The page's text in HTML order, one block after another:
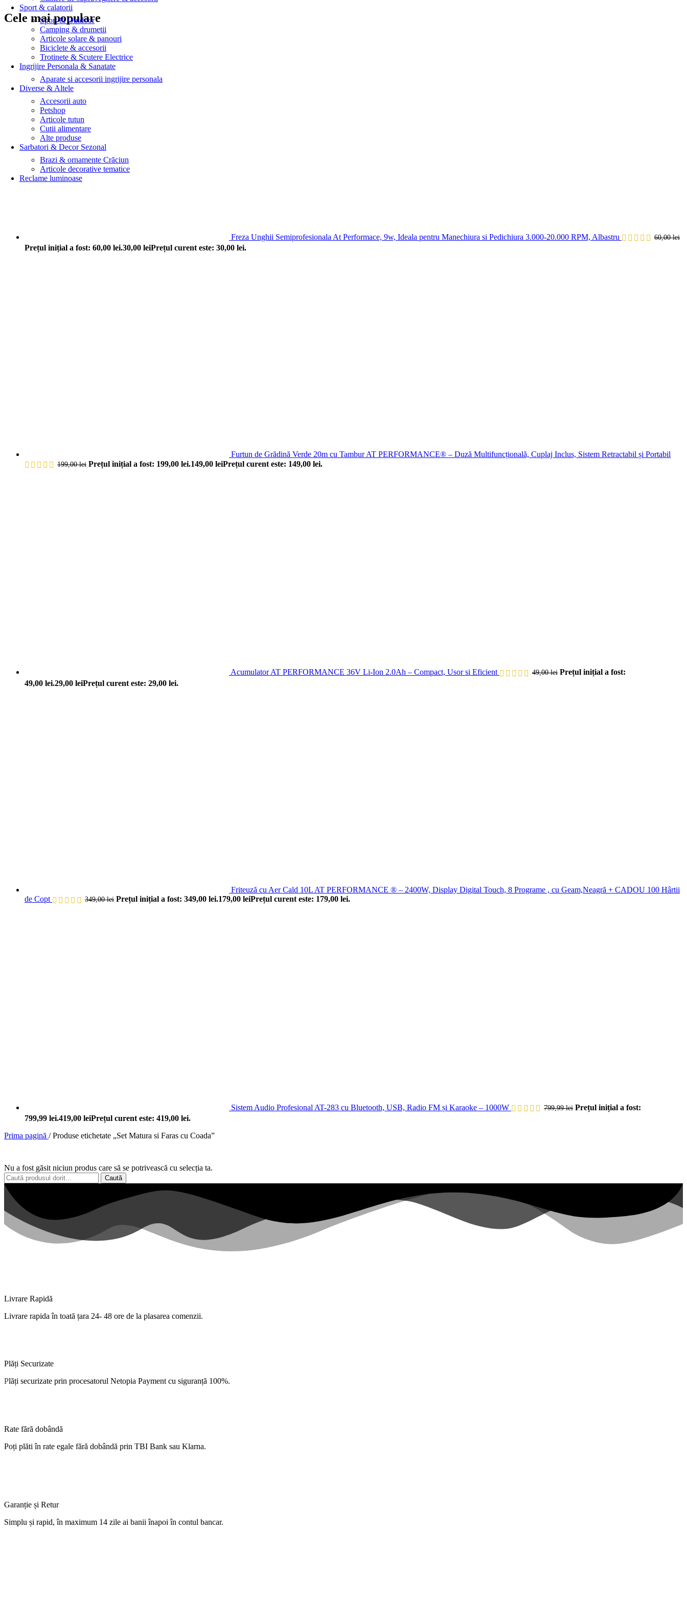
Sport & calatorii
Sport & Outdoor
Camping & drumetii
Articole solare & panouri
Biciclete & accesorii
Trotinete & Scutere Electrice
Ingrijire Personala & Sanatate
Aparate si accesorii ingrijire personala
Diverse & Altele
Accesorii auto
Petshop
Articole tutun
Cutii alimentare
Alte produse
Sarbatori & Decor Sezonal
Brazi & ornamente Crăciun
Articole decorative tematice
Reclame luminoase
Cele mai populare
Freza Unghii Semiprofesionala At Performace, 9w, Ideala pentru Manechiura si Pedichiura 3.000-20.000 RPM, Albastru 60,00lei
Prețul inițial a fost: 60,00 lei.30,00 leiPrețul curent este: 30,00 lei.
Furtun de Grădină Verde 20m cu Tambur AT PERFORMANCE® – Duză Multifuncțională, Cuplaj Inclus, Sistem Retractabil și Portabil
199,00lei Prețul inițial a fost: 199,00 lei.149,00 leiPrețul curent este: 149,00 lei.
Acumulator AT PERFORMANCE 36V Li-Ion 2.0Ah – Compact, Usor si Eficient 49,00lei Prețul inițial a fost:
49,00 lei.29,00 leiPrețul curent este: 29,00 lei.
Friteuză cu Aer Cald 10L AT PERFORMANCE ® – 2400W, Display Digital Touch, 8 Programe , cu Geam,Neagră + CADOU 100 Hârtii
de Copt
349,00lei Prețul inițial a fost: 349,00 lei.179,00 leiPrețul curent este: 179,00 lei.
Sistem Audio Profesional AT-283 cu Bluetooth, USB, Radio FM și Karaoke – 1000W 799,99lei Prețul inițial a fost:
799,99 lei.419,00 leiPrețul curent este: 419,00 lei.
Prima pagină / Produse etichetate „Set Matura si Faras cu Coada”
Nu a fost găsit niciun produs care să se potrivească cu selecția ta.
Caută
Livrare Rapidă
Livrare rapida în toată țara 24- 48 ore de la plasarea comenzii.
Plăți Securizate
Plăți securizate prin procesatorul Netopia Payment cu siguranță 100%.
Rate fără dobândă
Poți plăti în rate egale fără dobândă prin TBI Bank sau Klarna.
Garanție și Retur
Simplu și rapid,în maximum 14 zile ai banii înapoi în contul bancar.